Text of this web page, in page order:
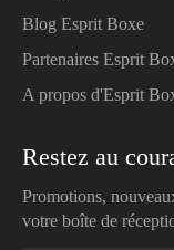
Blog Esprit Boxe
Partenaires Esprit
A propos d'Esprit
Restez au
Promotions,
votre boîte de